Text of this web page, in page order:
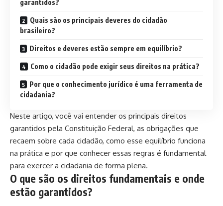
garantidos?
Quais são os principais deveres do cidadão
brasileiro?
Direitos e deveres estão sempre em equilíbrio?
Como o cidadão pode exigir seus direitos na prática?
Por que o conhecimento jurídico é uma ferramenta de
cidadania?
Neste artigo, você vai entender os principais direitos
garantidos pela Constituição Federal, as obrigações que
recaem sobre cada cidadão, como esse equilíbrio funciona
na prática e por que conhecer essas regras é fundamental
para exercer a cidadania de forma plena.
O que são os direitos fundamentais e onde
estão garantidos?